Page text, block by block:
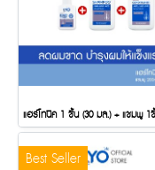
Best Seller